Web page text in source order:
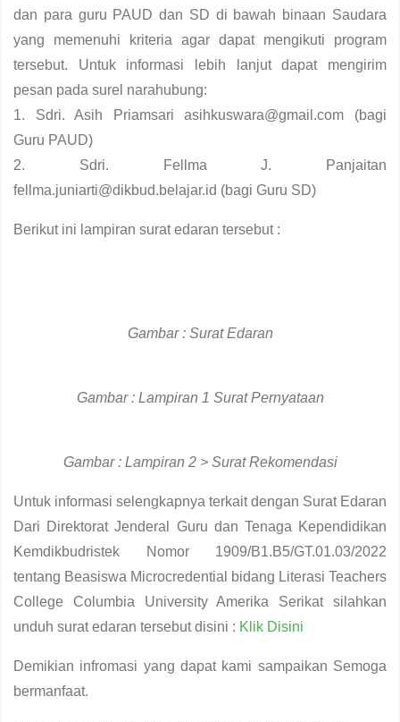
dan para guru PAUD dan SD di bawah binaan Saudara
yang memenuhi kriteria agar dapat mengikuti program
tersebut. Untuk informasi lebih lanjut dapat mengirim
pesan pada surel narahubung:
1. Sdri. Asih Priamsari asihkuswara@gmail.com (bagi
Guru PAUD)
2. Sdri. Fellma J. Panjaitan
fellma.juniarti@dikbud.belajar.id (bagi Guru SD)
Berikut ini lampiran surat edaran tersebut :
Gambar : Surat Edaran
Gambar : Lampiran 1 Surat Pernyataan
Gambar : Lampiran 2 > Surat Rekomendasi
Untuk informasi selengkapnya terkait dengan Surat Edaran
Dari Direktorat Jenderal Guru dan Tenaga Kependidikan
Kemdikbudristek Nomor 1909/B1.B5/GT.01.03/2022
tentang Beasiswa Microcredential bidang Literasi Teachers
College Columbia University Amerika Serikat silahkan
unduh surat edaran tersebut disini : Klik Disini
Demikian infromasi yang dapat kami sampaikan Semoga
bermanfaat.